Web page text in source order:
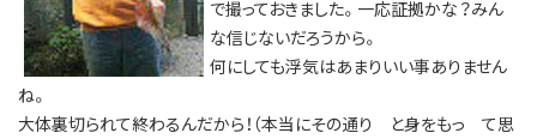
で撮っておきました。一応証拠かな？みん
な信じないだろうから。
何にしても浮気はあまりいい事ありません
ね。
大体裏切られて終わるんだから！（本当にその通り と身をもっ て思